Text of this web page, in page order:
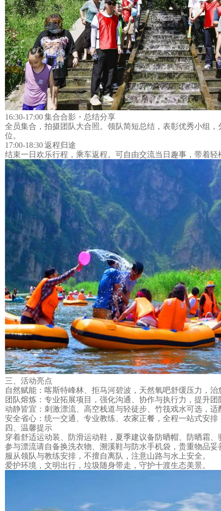
16:30-17:00 集合合影・总结分享
全员集合，拍摄团队大合照。领队简短总结，表彰优秀小组
位。
17:00-18:30 返程归途
结束一日欢乐行程，乘车返程。可自由交流当日趣事，带着
三、活动亮点
自然赋能：喀斯特峰林、拒马河碧波，天然氧吧舒缓压力，治
团队熔炼：专业拓展项目 ，强化沟通、协作与执行力，提升团
动静皆宜：刺激漂流、高空栈道与轻徒步、竹筏戏水可选，适
安全省心：统一交通、专业教练、农家正餐，全程一站式安排
四、温馨提示
穿着舒适运动装、防滑运动鞋，夏季建议备防晒帽、防晒霜、
参与漂流请自备换洗衣物、溯溪鞋与防水手机袋，贵重物品妥
服从领队与教练安排，不擅自离队，注意山路与水上安全。
爱护环境，文明出行，垃圾随身带走，守护十渡生态美景。